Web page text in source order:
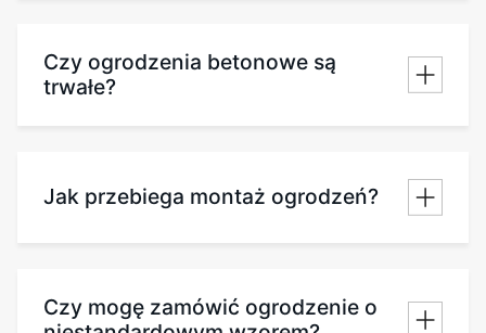
Czy ogrodzenia betonowe są
trwałe?
Jak przebiega montaż ogrodzeń?
Czy mogę zamówić ogrodzenie o